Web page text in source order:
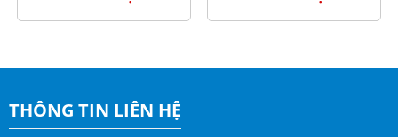
THÔNG TIN LIÊN HỆ